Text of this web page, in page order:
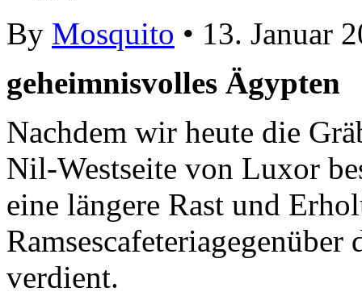
By Mosquito • 13. Januar
geheimnisvolles Ägypten
Nachdem wir heute die
Nil-Westseite von Luxor
eine längere Rast und
verdient.